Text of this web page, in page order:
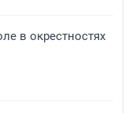
в окрестностях